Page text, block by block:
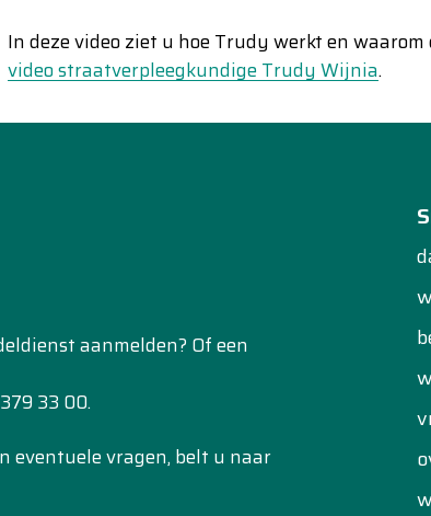
In deze video ziet u hoe Trudy werkt en
video straatverpleegkundige Trudy Wijnia.
aanmelden? Of een
33 00.
eventuele vragen, belt u naar